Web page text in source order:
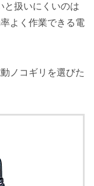
と扱いにくいのは
よく作業できる電
ノコギリを選びた